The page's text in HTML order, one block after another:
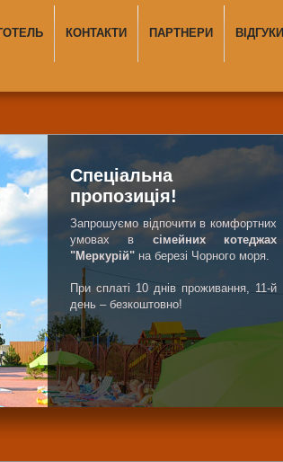
КОНТАКТИ ПАРТНЕРИ ВІДГУКИ
Спеціальна
пропозиція!
Запрошуємо відпочити в комфортних
умовах в сімейних котеджах
"Меркурій" на березі Чорного моря.
При сплаті 10 днів проживання, 11-й
день – безкоштовно!